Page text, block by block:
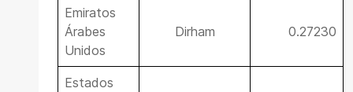
Emiratos
Árabes
Unidos
Dirham 0.27230
Estados